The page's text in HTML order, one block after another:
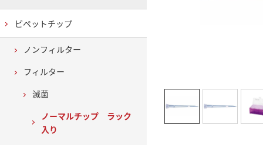
ピペットチップ
ノンフィルター
フィルター
滅菌
ノーマルチップ ラック
入り